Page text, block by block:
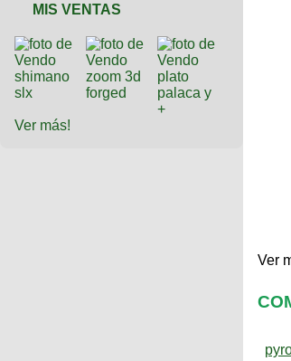
MIS VENTAS
Ver más!
Ver